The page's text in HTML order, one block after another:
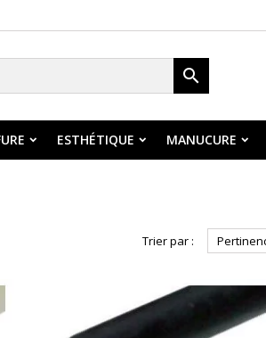

ESTHÉTIQUE MANUCURE
Trier par :